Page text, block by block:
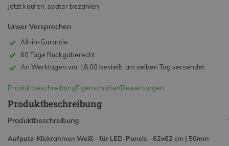
Jetzt kaufen, später bezahlen
Unser Versprechen
All-in-Garantie
60 Tage Rückgaberecht
An Werktagen vor 18:00 bestellt, am selben Tag versendet
ProduktbeschreibungEigenschaftenBewertungen
Produktbeschreibung
Produktbeschreibung
Aufputz-Klickrahmen Weiß - für LED-Panels - 62x62 cm | 50mm